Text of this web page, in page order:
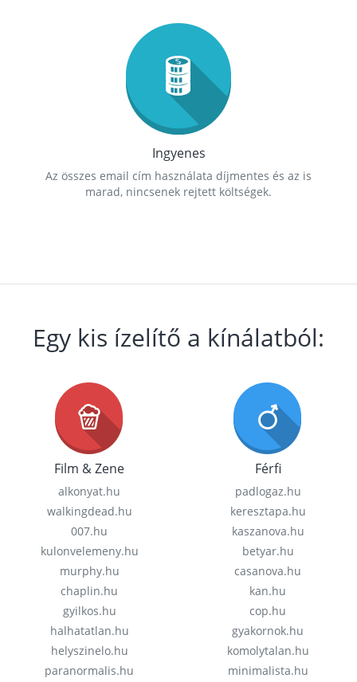
Ingyenes
Az összes email cím használata díjmentes és az is
marad, nincsenek rejtett költségek.
Egy kis ízelítő a kínálatból:
Film & Zene
alkonyat.hu
walkingdead.hu
007.hu
kulonvelemeny.hu
murphy.hu
chaplin.hu
gyilkos.hu
halhatatlan.hu
helyszinelo.hu
paranormalis.hu
Férfi
padlogaz.hu
keresztapa.hu
kaszanova.hu
betyar.hu
casanova.hu
kan.hu
cop.hu
gyakornok.hu
komolytalan.hu
minimalista.hu